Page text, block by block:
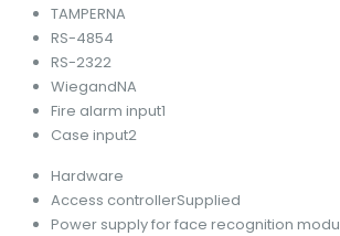
TAMPERNA
RS-4854
RS-2322
WiegandNA
Fire alarm input1
Case input2
Hardware
Access controllerSupplied
Power supply for face recognition